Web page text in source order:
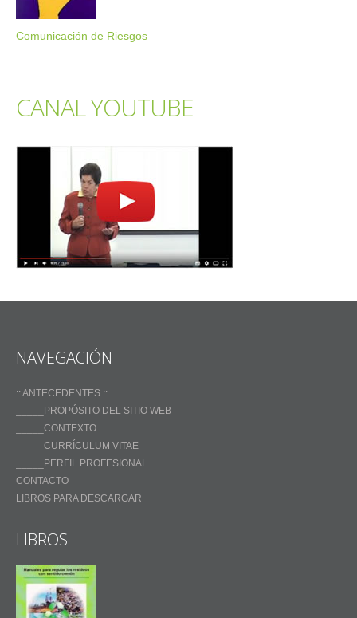
Comunicación de Riesgos
CANAL YOUTUBE
NAVEGACIÓN
:: ANTECEDENTES ::
_____PROPÓSITO DEL SITIO WEB
_____CONTEXTO
_____CURRÍCULUM VITAE
_____PERFIL PROFESIONAL
CONTACTO
LIBROS PARA DESCARGAR
LIBROS